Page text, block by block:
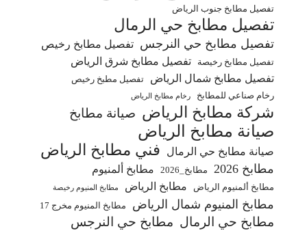
تفصيل مطابخ جنوب الرياض
تفصيل مطابخ حي الرمال
تفصيل مطابخ حي النرجس تفصيل مطابخ رخيص
تفصيل مطابخ رخيصة
تفصيل مطابخ شرق الرياض
تفصيل مطابخ شمال الرياض
تفصيل مطبخ رخيص
رخام صناعي للمطابخ
رخام مطابخ الرياض
شركة مطابخ الرياض صيانة مطابخ
صيانة مطابخ الرياض
صيانة مطابخ حي الرمال فني مطابخ الرياض
مطابخ 2026 مطابخ_2026 مطابخ ألمنيوم
مطابخ ألمنيوم الرياض مطابخ الرياض مطابخ المنيوم رخيصة
مطابخ المنيوم شمال الرياض مطابخ المنيوم مخرج 17
مطابخ حي الرمال مطابخ حي النرجس